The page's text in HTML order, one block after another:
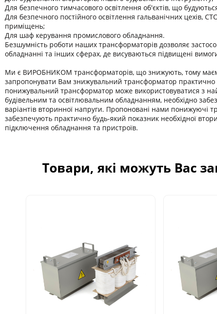
Для безпечного тимчасового освітлення об'єктів, що
Для безпечного постійного освітлення гальванічних цехів,
приміщень;
Для шаф керування промислового обладнання.
Безшумність роботи наших трансформаторів дозволяє
обладнанні та інших сферах, де висуваються підвищені
Ми є ВИРОБНИКОМ трансформаторів, що знижують, тому
запропонувати Вам знижувальний трансформатор практично
понижувальний трансформатор може використовуватися з
будівельним та освітлювальним обладнанням, необхідно
варіантів вторинної напруги. Пропоновані нами понижуючі
забезпечують практично будь-який показник необхідної
підключення обладнання та пристроїв.
Товари, які можуть Вас